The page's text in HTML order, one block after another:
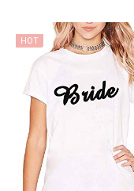
HOT